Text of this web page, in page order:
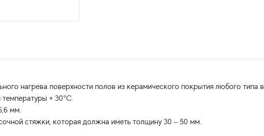
нагрева поверхности полов из керамического покрытия любого типа в
+ 30°С.
мм.
стяжки, которая должна иметь толщину 30 – 50 мм.